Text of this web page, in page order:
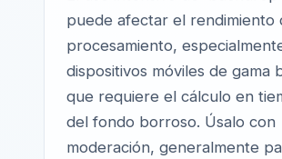
puede afectar el rendimiento
procesamiento,
dispositivos móviles de gama
que requiere el cálculo en
del fondo borroso. Úsalo con
moderación, generalmente